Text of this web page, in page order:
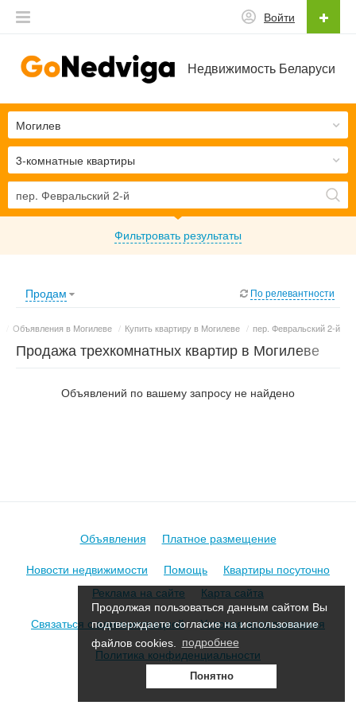
Продолжая пользоваться данным сайтом Вы
подтверждаете согласие на использование
файлов cookies.
подробнее
Понятно
Недвижимость Беларуси
Войти
3-комнатные квартиры
Могилев
Фильтровать результаты
Продам По релевантности
Объявления в Могилеве / Купить квартиру в Могилеве / пер. Февральский 2-й
Продажа трехкомнатных квартир в Могилеве
Объявлений по вашему запросу не найдено
Объявления
Платное размещение
Новости недвижимости
Помощь
Квартиры посуточно
Реклама на сайте
Карта сайта
Связаться с администрацией
Условия использования
Политика конфиденциальности